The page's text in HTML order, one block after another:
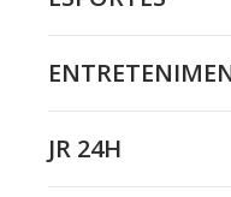
JR 24H